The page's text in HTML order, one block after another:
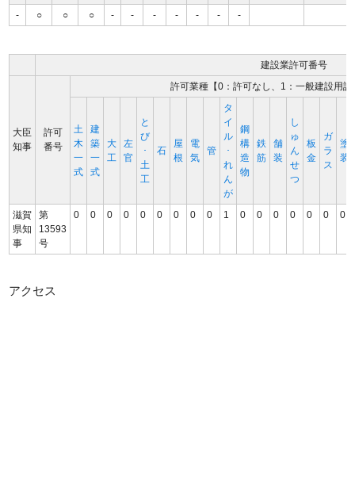
- ○ ○ ○ - - - - - - -
建設業許可番号
大臣
知事
許可
番号
許可業種【0：許可なし、1：一般建設用
土
木
一
式
建
築
一
式
大
工
左
官
と
び
･
土
工
石
屋
根
電
気
管
タ
イ
ル
･
れ
ん
が
鋼
構
造
物
鉄
筋
舗
装
し
ゅ
ん
せ
つ
板
金
ガ
ラ
ス
塗
装
滋賀
県知
事
第
13593
号
0 0 0 0 0 0 0 0 0 1 0 0 0 0 0 0 0
アクセス